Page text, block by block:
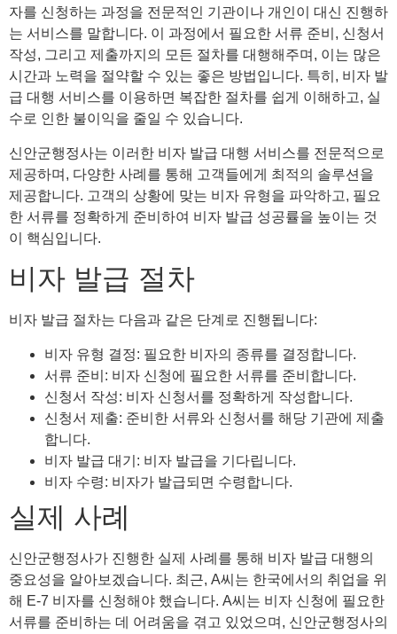
자를 신청하는 과정을 전문적인 기관이나 개인이 대신 진행하
는 서비스를 말합니다. 이 과정에서 필요한 서류 준비, 신청서
작성, 그리고 제출까지의 모든 절차를 대행해주며, 이는 많은
시간과 노력을 절약할 수 있는 좋은 방법입니다. 특히, 비자 발
급 대행 서비스를 이용하면 복잡한 절차를 쉽게 이해하고, 실
수로 인한 불이익을 줄일 수 있습니다.
신안군행정사는 이러한 비자 발급 대행 서비스를 전문적으로
제공하며, 다양한 사례를 통해 고객들에게 최적의 솔루션을
제공합니다. 고객의 상황에 맞는 비자 유형을 파악하고, 필요
한 서류를 정확하게 준비하여 비자 발급 성공률을 높이는 것
이 핵심입니다.
비자 발급 절차
비자 발급 절차는 다음과 같은 단계로 진행됩니다:
비자 유형 결정: 필요한 비자의 종류를 결정합니다.
서류 준비: 비자 신청에 필요한 서류를 준비합니다.
신청서 작성: 비자 신청서를 정확하게 작성합니다.
신청서 제출: 준비한 서류와 신청서를 해당 기관에 제출
합니다.
비자 발급 대기: 비자 발급을 기다립니다.
비자 수령: 비자가 발급되면 수령합니다.
실제 사례
신안군행정사가 진행한 실제 사례를 통해 비자 발급 대행의
중요성을 알아보겠습니다. 최근, A씨는 한국에서의 취업을 위
해 E-7 비자를 신청해야 했습니다. A씨는 비자 신청에 필요한
서류를 준비하는 데 어려움을 겪고 있었으며, 신안군행정사의